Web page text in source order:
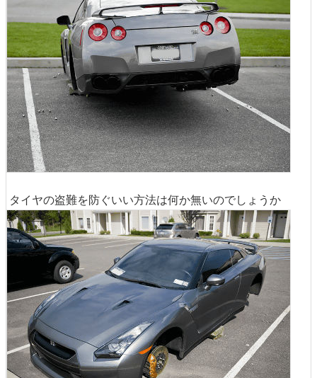
タイヤの盗難を防ぐいい方法は何か無いのでしょうか